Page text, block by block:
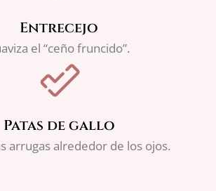
Entrecejo
el “ceño fruncido”.
Patas de gallo
arrugas alrededor de los ojos.